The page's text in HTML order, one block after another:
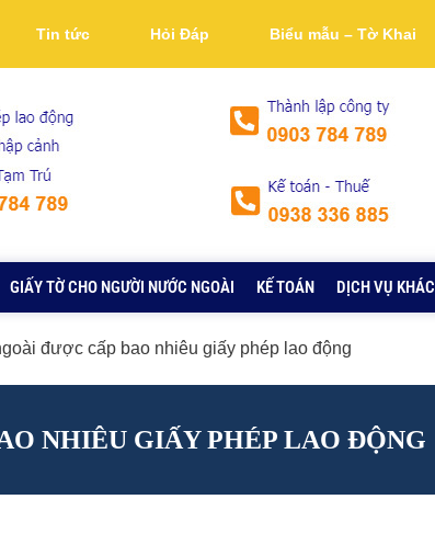
Tin tức Hỏi Đáp Biểu mẫu – Tờ Khai
GIẤY TỜ CHO NGƯỜI NƯỚC NGOÀI KẾ TOÁN DỊCH VỤ KHÁC
được cấp bao nhiêu giấy phép lao động
NHIÊU GIẤY PHÉP LAO ĐỘNG